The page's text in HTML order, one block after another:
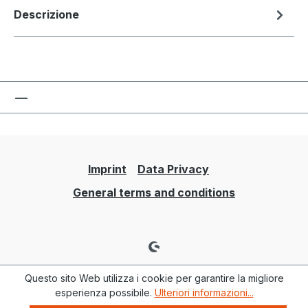
Descrizione
Imprint
Data Privacy
General terms and conditions
Questo sito Web utilizza i cookie per garantire la migliore
esperienza possibile. Ulteriori informazioni...